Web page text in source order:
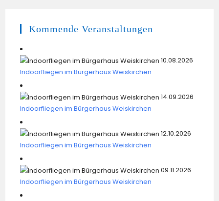
Kommende Veranstaltungen
10.08.2026
Indoorfliegen im Bürgerhaus Weiskirchen
14.09.2026
Indoorfliegen im Bürgerhaus Weiskirchen
12.10.2026
Indoorfliegen im Bürgerhaus Weiskirchen
09.11.2026
Indoorfliegen im Bürgerhaus Weiskirchen